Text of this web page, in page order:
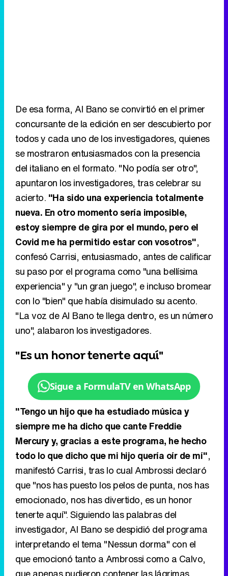
De esa forma, Al Bano se convirtió en el primer
concursante de la edición en ser descubierto por
todos y cada uno de los investigadores, quienes
se mostraron entusiasmados con la presencia
del italiano en el formato. "No podía ser otro",
apuntaron los investigadores, tras celebrar su
acierto. "Ha sido una experiencia totalmente
nueva. En otro momento sería imposible,
estoy siempre de gira por el mundo, pero el
Covid me ha permitido estar con vosotros",
confesó Carrisi, entusiasmado, antes de calificar
su paso por el programa como "una bellísima
experiencia" y "un gran juego", e incluso bromear
con lo "bien" que había disimulado su acento.
"La voz de Al Bano te llega dentro, es un número
uno", alabaron los investigadores.
"Es un honor tenerte aquí"
Sigue a FormulaTV en WhatsApp
"Tengo un hijo que ha estudiado música y
siempre me ha dicho que cante Freddie
Mercury y, gracias a este programa, he hecho
todo lo que dicho que mi hijo quería oír de mí",
manifestó Carrisi, tras lo cual Ambrossi declaró
que "nos has puesto los pelos de punta, nos has
emocionado, nos has divertido, es un honor
tenerte aquí". Siguiendo las palabras del
investigador, Al Bano se despidió del programa
interpretando el tema "Nessun dorma" con el
que emocionó tanto a Ambrossi como a Calvo,
que apenas pudieron contener las lágrimas.